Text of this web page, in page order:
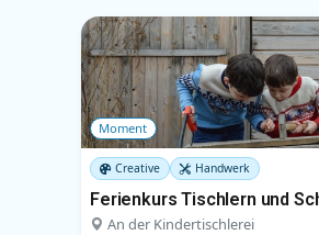
Moment
Creative Handwerk
Ferienkurs Tischlern und
An der Kindertischlerei